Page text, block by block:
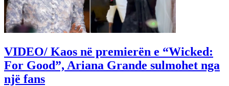
VIDEO/ Kaos në premierën e “Wicked:
For Good”, Ariana Grande sulmohet nga
një fans